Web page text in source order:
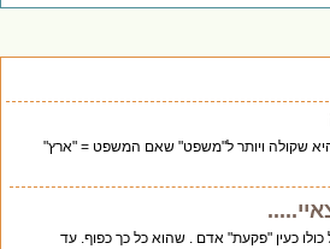
ויותר ל"משפט" שאם המשפט = "ארץ"
כעין "פקעת" אדם . שהוא כל כך כפוף. עד